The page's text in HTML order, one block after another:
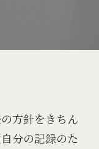
方針をきちん
分の記録のた